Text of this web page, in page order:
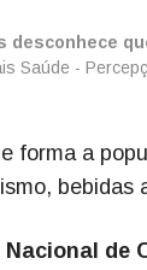
desconhece
Saúde -
forma a
de